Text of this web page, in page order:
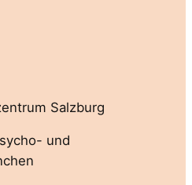
Salzburg
und